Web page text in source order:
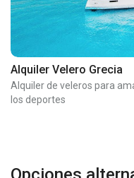
Alquiler Velero Grecia
Alquiler de veleros para
los deportes